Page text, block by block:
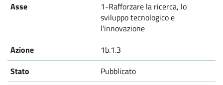
1-Rafforzare la ricerca, lo
sviluppo tecnologico e
l'innovazione
1b.1.3
Pubblicato